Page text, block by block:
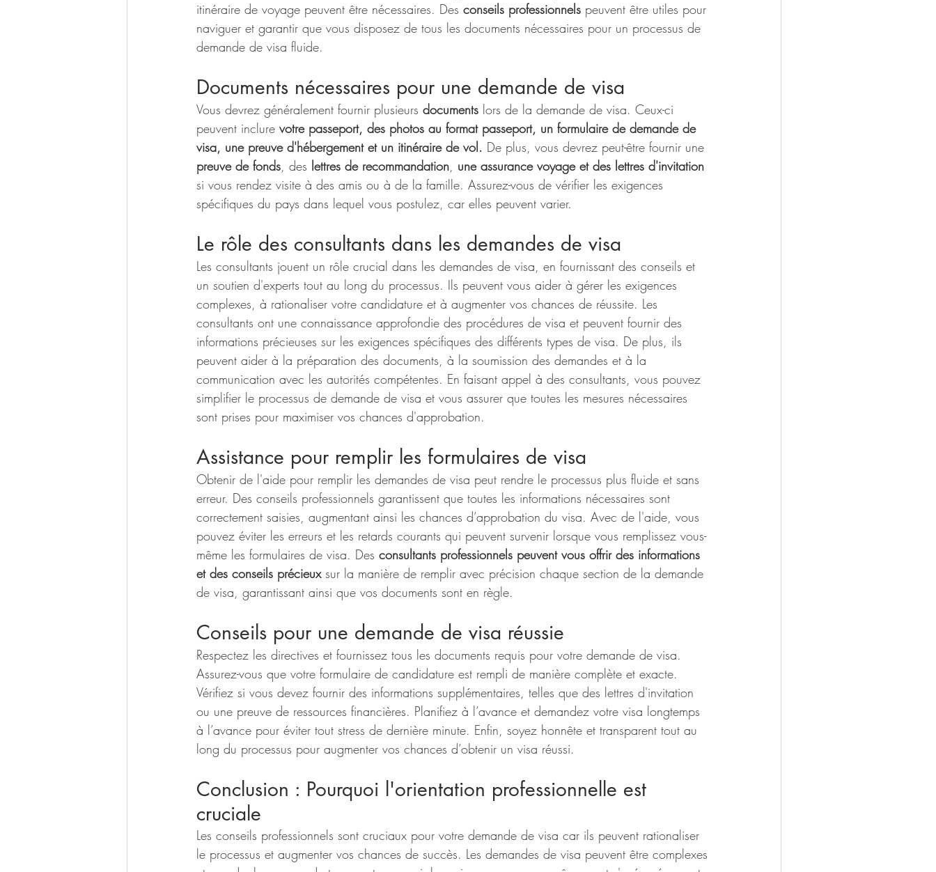
itinéraire de voyage peuvent être nécessaires. Des conseils professionnels peuvent être utiles pour
naviguer et garantir que vous disposez de tous les documents nécessaires pour un processus de
demande de visa fluide.
Documents nécessaires pour une demande de visa
Vous devrez généralement fournir plusieurs documents lors de la demande de visa. Ceux-ci
peuvent inclure votre passeport, des photos au format passeport, un formulaire de demande de
visa, une preuve d'hébergement et un itinéraire de vol. De plus, vous devrez peut-être fournir une
preuve de fonds, des lettres de recommandation, une assurance voyage et des lettres d'invitation
si vous rendez visite à des amis ou à de la famille. Assurez-vous de vérifier les exigences
spécifiques du pays dans lequel vous postulez, car elles peuvent varier.
Le rôle des consultants dans les demandes de visa
Les consultants jouent un rôle crucial dans les demandes de visa, en fournissant des conseils et
un soutien d'experts tout au long du processus. Ils peuvent vous aider à gérer les exigences
complexes, à rationaliser votre candidature et à augmenter vos chances de réussite. Les
consultants ont une connaissance approfondie des procédures de visa et peuvent fournir des
informations précieuses sur les exigences spécifiques des différents types de visa. De plus, ils
peuvent aider à la préparation des documents, à la soumission des demandes et à la
communication avec les autorités compétentes. En faisant appel à des consultants, vous pouvez
simplifier le processus de demande de visa et vous assurer que toutes les mesures nécessaires
sont prises pour maximiser vos chances d'approbation.
Assistance pour remplir les formulaires de visa
Obtenir de l'aide pour remplir les demandes de visa peut rendre le processus plus fluide et sans
erreur. Des conseils professionnels garantissent que toutes les informations nécessaires sont
correctement saisies, augmentant ainsi les chances d’approbation du visa. Avec de l'aide, vous
pouvez éviter les erreurs et les retards courants qui peuvent survenir lorsque vous remplissez vous-
même les formulaires de visa. Des consultants professionnels peuvent vous offrir des informations
et des conseils précieux sur la manière de remplir avec précision chaque section de la demande
de visa, garantissant ainsi que vos documents sont en règle.
Conseils pour une demande de visa réussie
Respectez les directives et fournissez tous les documents requis pour votre demande de visa.
Assurez-vous que votre formulaire de candidature est rempli de manière complète et exacte.
Vérifiez si vous devez fournir des informations supplémentaires, telles que des lettres d'invitation
ou une preuve de ressources financières. Planifiez à l’avance et demandez votre visa longtemps
à l’avance pour éviter tout stress de dernière minute. Enfin, soyez honnête et transparent tout au
long du processus pour augmenter vos chances d’obtenir un visa réussi.
Conclusion : Pourquoi l'orientation professionnelle est
cruciale
Les conseils professionnels sont cruciaux pour votre demande de visa car ils peuvent rationaliser
le processus et augmenter vos chances de succès. Les demandes de visa peuvent être complexes